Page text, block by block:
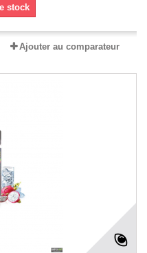
stock
Ajouter au comparateur